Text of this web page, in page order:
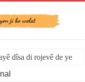
dîsa di rojevê de ye